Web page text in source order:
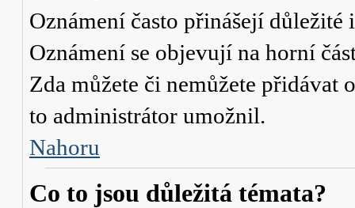
Oznámení často přinášejí
Oznámení se objevují na horní
Zda můžete či nemůžete přidávat
to administrátor umožnil.
Nahoru
Co to jsou důležitá témata?